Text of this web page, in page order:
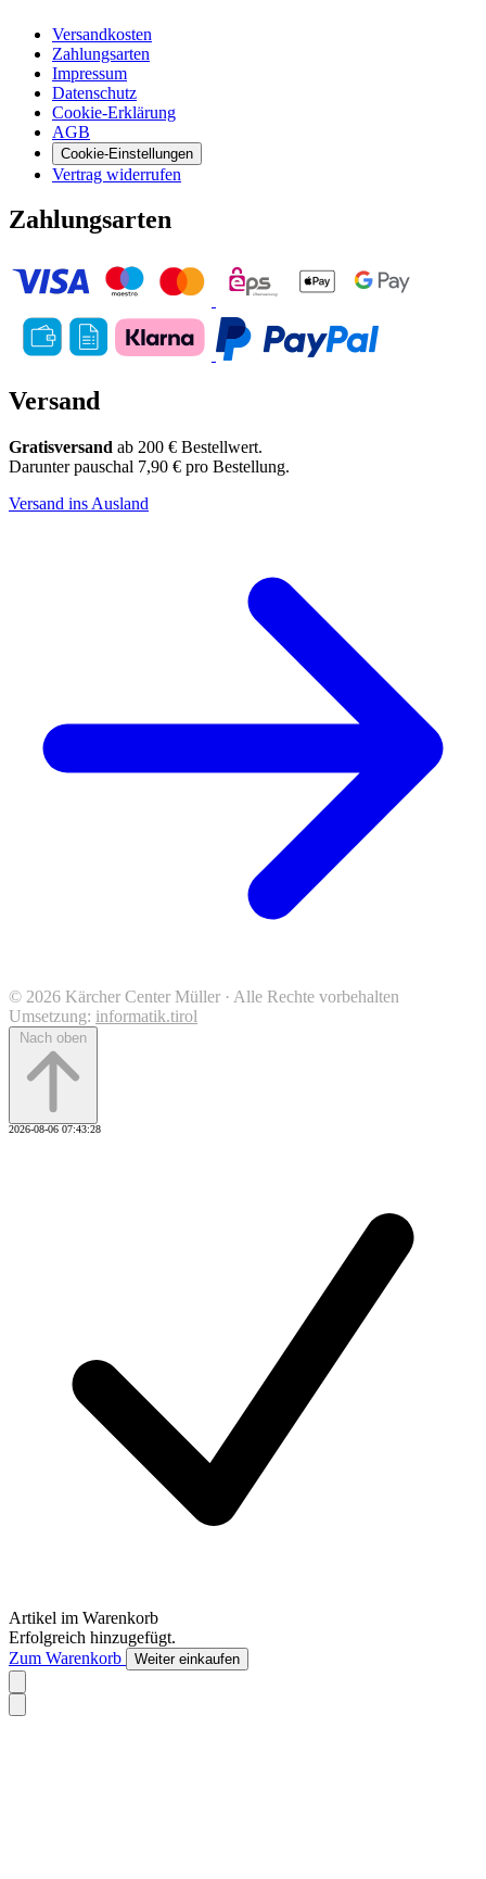
Versandkosten
Zahlungsarten
Impressum
Datenschutz
Cookie-Erklärung
AGB
Cookie-Einstellungen
Vertrag widerrufen
Zahlungsarten
Versand
Gratisversand ab 200 € Bestellwert.
Darunter pauschal 7,90 € pro Bestellung.
Versand ins Ausland
© 2026 Kärcher Center Müller · Alle Rechte vorbehalten
Umsetzung: informatik.tirol
Nach oben
2026-08-06 07:43:28
Artikel im Warenkorb
Erfolgreich hinzugefügt.
Zum Warenkorb
Weiter einkaufen